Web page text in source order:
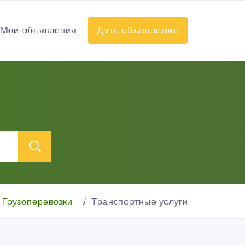
Мои объявления Дать объявление
Грузоперевозки Транспортные услуги